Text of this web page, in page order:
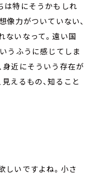
は特にそうかもしれ
像力がついていない、
ないなって。遠い国
うふうに感じてしま
身近にそういう存在が
えるもの、知ること
しいですよね。小さ